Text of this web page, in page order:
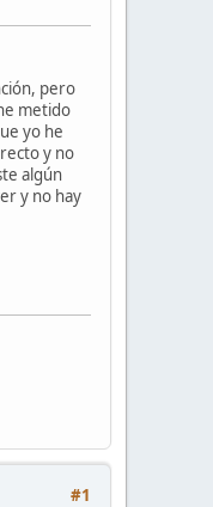
pero
metido
yo he
y no
algún
y no hay
#1